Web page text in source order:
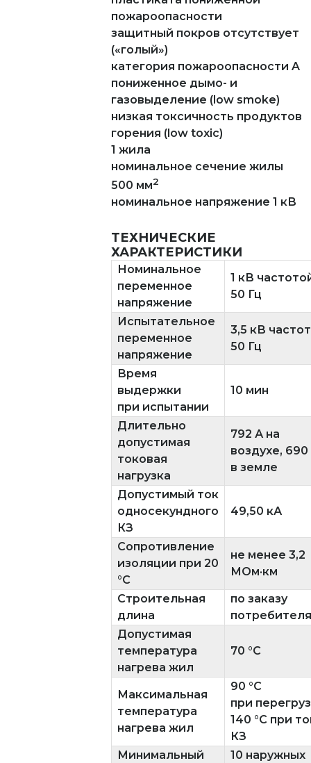
пожароопасности
защитный покров отсутствует
(«голый»)
категория пожароопасности A
пониженное дымо- и
газовыделение (low smoke)
низкая токсичность продуктов
горения (low toxic)
1 жила
номинальное сечение жилы
500 мм2
номинальное напряжение 1 кВ
ТЕХНИЧЕСКИЕ
ХАРАКТЕРИСТИКИ
Номинальное
переменное
напряжение
1 кВ
50 Гц
Испытательное
переменное
напряжение
3,5 кВ
50 Гц
Время
выдержки
при испытании
10 мин
Длительно
допустимая
токовая
нагрузка
792 А на
воздухе, 690
в земле
Допустимый ток
односекундного
КЗ
49,50 кА
Сопротивление
изоляции при 20
°C
не менее 3,2
МОм·км
Строительная
длина
по заказу
потребителя
Допустимая
температура
нагрева жил
70 °C
Максимальная
температура
нагрева жил
90 °C
при
140 °C при
КЗ
Минимальный
10 наружных